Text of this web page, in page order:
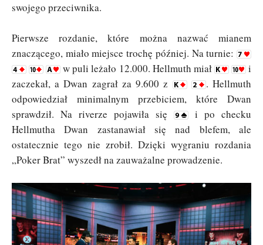
swojego przeciwnika.
Pierwsze rozdanie, które można nazwać mianem
znaczącego, miało miejsce trochę później. Na turnie:
w puli leżało 12.000. Hellmuth miał
i
zaczekał, a Dwan zagrał za 9.600 z
. Hellmuth
odpowiedział minimalnym przebiciem, które Dwan
sprawdził. Na riverze pojawiła się
i po checku
Hellmutha Dwan zastanawiał się nad blefem, ale
ostatecznie tego nie zrobił. Dzięki wygraniu rozdania
„Poker Brat” wyszedł na zauważalne prowadzenie.